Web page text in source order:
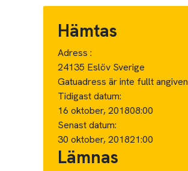
Hämtas
Adress :
24135 Eslöv Sverige
Gatuadress är inte fullt angiven
Tidigast datum:
16 oktober, 201808:00
Senast datum:
30 oktober, 201821:00
Lämnas